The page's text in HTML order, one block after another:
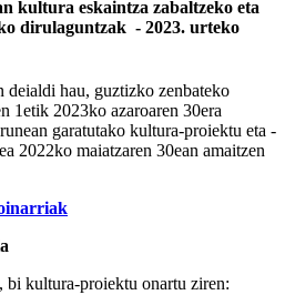
kultura eskaintza zabaltzeko eta
dirulaguntzak - 2023. urteko
deialdi hau, guztizko zenbateko
1etik 2023ko azaroaren 30era
garatutako kultura-proiektu eta -
2022ko maiatzaren 30ean amaitzen
bi kultura-proiektu onartu ziren: